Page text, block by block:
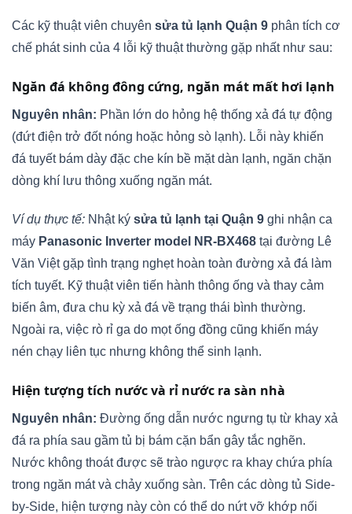
Các kỹ thuật viên chuyên sửa tủ lạnh Quận 9 phân tích cơ
chế phát sinh của 4 lỗi kỹ thuật thường gặp nhất như sau:
Ngăn đá không đông cứng, ngăn mát mất hơi lạnh
Nguyên nhân: Phần lớn do hỏng hệ thống xả đá tự động
(đứt điện trở đốt nóng hoặc hỏng sò lạnh). Lỗi này khiến
đá tuyết bám dày đặc che kín bề mặt dàn lạnh, ngăn chặn
dòng khí lưu thông xuống ngăn mát.
Ví dụ thực tế: Nhật ký sửa tủ lạnh tại Quận 9 ghi nhận ca
máy Panasonic Inverter model NR-BX468 tại đường Lê
Văn Việt gặp tình trạng nghẹt hoàn toàn đường xả đá làm
tích tuyết. Kỹ thuật viên tiến hành thông ống và thay cảm
biến âm, đưa chu kỳ xả đá về trạng thái bình thường.
Ngoài ra, việc rò rỉ ga do mọt ống đồng cũng khiến máy
nén chạy liên tục nhưng không thể sinh lạnh.
Hiện tượng tích nước và rỉ nước ra sàn nhà
Nguyên nhân: Đường ống dẫn nước ngưng tụ từ khay xả
đá ra phía sau gầm tủ bị bám cặn bẩn gây tắc nghẽn.
Nước không thoát được sẽ trào ngược ra khay chứa phía
trong ngăn mát và chảy xuống sàn. Trên các dòng tủ Side-
by-Side, hiện tượng này còn có thể do nứt vỡ khớp nối